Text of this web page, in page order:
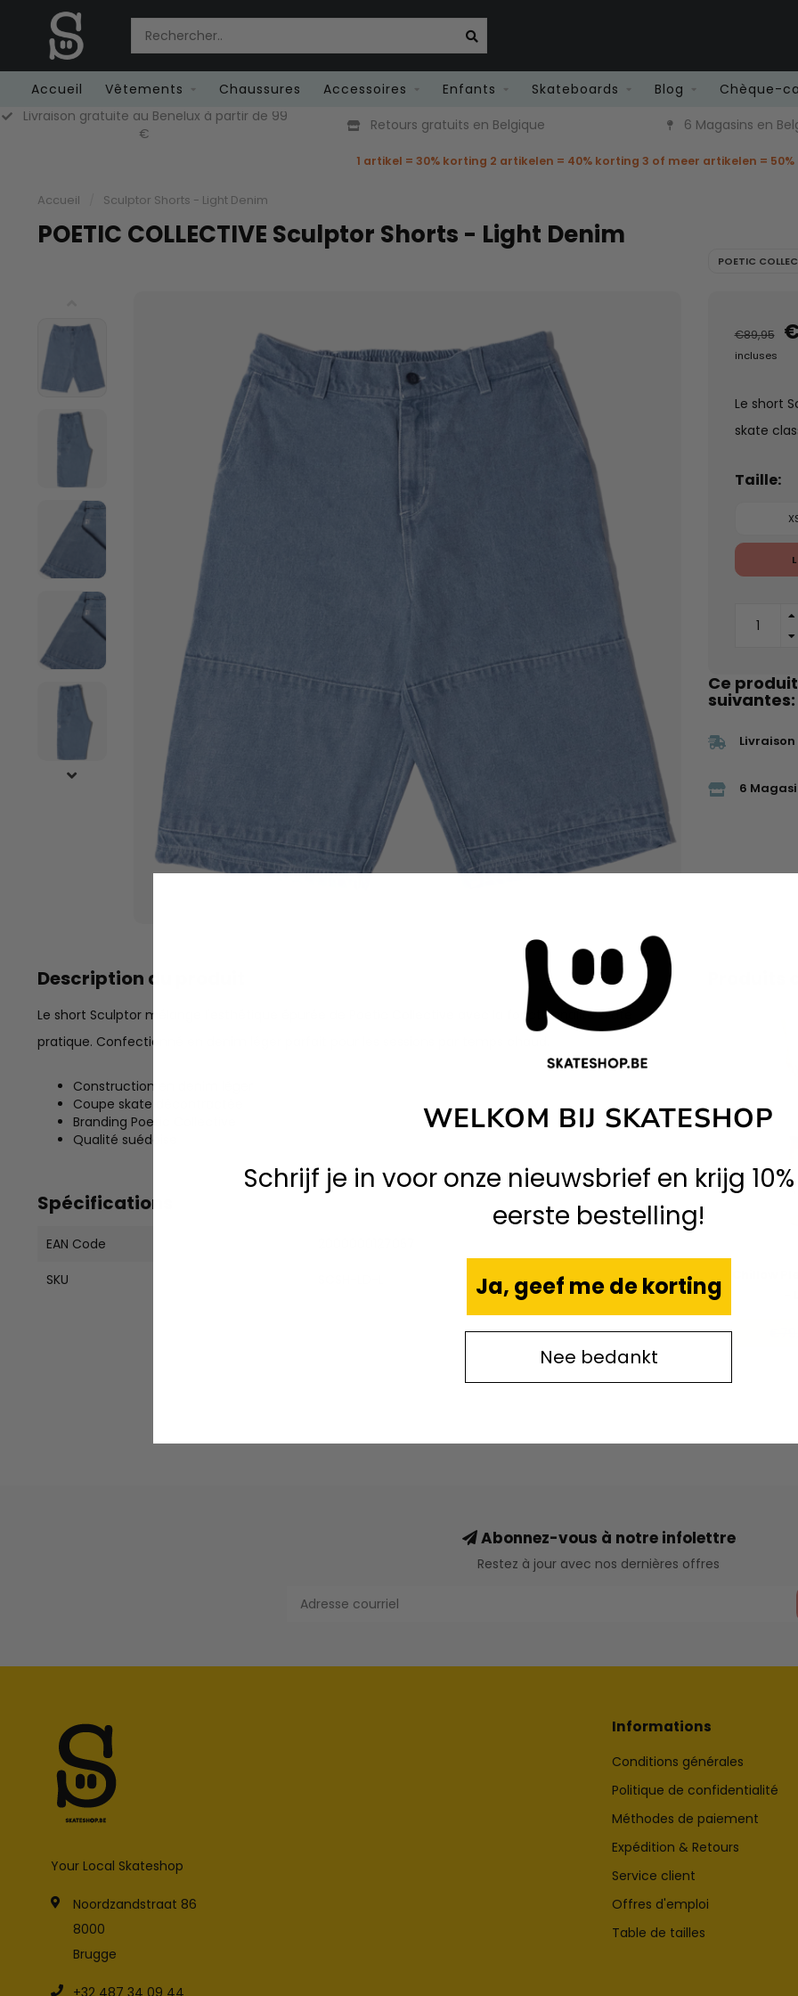
Accueil Vêtements Chaussures Accessoires Enfants Skateboards Blog Chèque-
gratuite au Benelux à partir de 99
Retours gratuits en Belgique 6 Magasins en Belgique
1 artikel = 30% korting 2 artikelen = 40% korting 3 of meer artikelen =
Accueil Sculptor Shorts - Light Denim
POETIC COLLECTIVE Sculptor Shorts - Light Denim
POETIC
€89,95
incluses
Le short
skate
Taille:
L
Ce
suivantes:
6
Description du produit
Le short Sculptor mélange l'esthétique épurée de Poetic Collective avec la fonctionnalité skate
pratique. Confectionné en denim léger parfait pour les sessions par temps chaud.
Construction en denim léger
Coupe skate décontractée
Branding Poetic Collective
Qualité suédoise
Spécifications
EAN Code
SKU
Abonnez-vous à notre infolettre
Restez à jour avec nos dernières offres
Your Local Skateshop
Noordzandstraat 86
8000
Brugge
+32 487 34 09 44
Informations
Conditions générales
Politique de confidentialité
Méthodes de paiement
Expédition & Retours
Service client
Offres d'emploi
Table de tailles
WELKOM BIJ SKATESHOP
Schrijf je in voor onze nieuwsbrief en krijg
eerste bestelling!
Ja, geef me de korting
Nee bedankt